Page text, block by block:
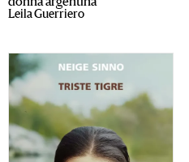
donna argentina
Leila Guerriero